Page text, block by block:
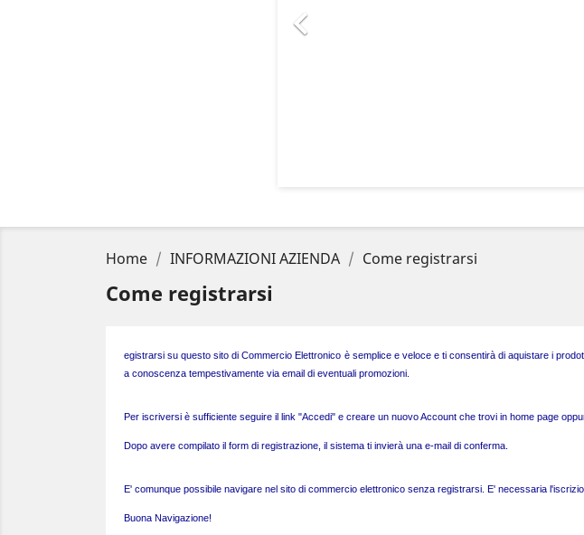

Home INFORMAZIONI AZIENDA Come registrarsi
Come registrarsi
egistrarsi su questo sito di Commercio Elettronico è semplice e veloce e ti consentirà di aquistare i
a conoscenza tempestivamente via email di eventuali promozioni.
Per iscriversi è sufficiente seguire il link "Accedi" e creare un nuovo Account che trovi in home page
Dopo avere compilato il form di registrazione, il sistema ti invierà una e-mail di conferma.
E' comunque possibile navigare nel sito di commercio elettronico senza registrarsi. E' necessaria
Buona Navigazione!